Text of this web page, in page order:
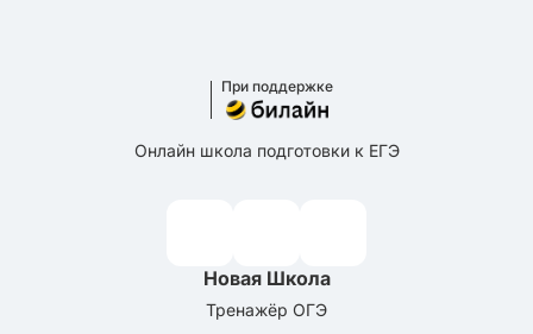
При поддержке
Онлайн школа подготовки к ЕГЭ
Новая Школа
Тренажёр ОГЭ